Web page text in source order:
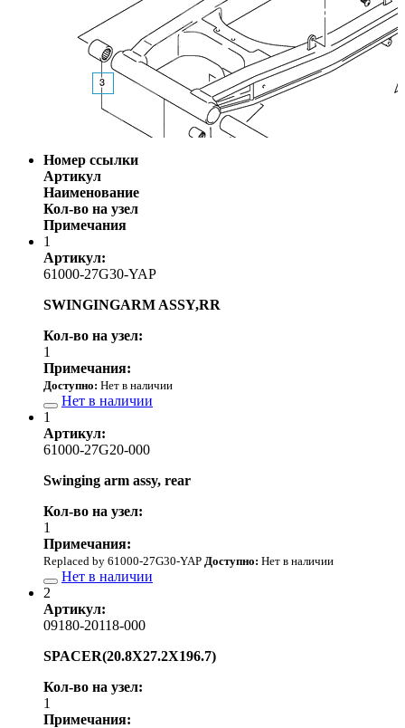
Номер ссылки
Артикул
Наименование
Кол-во на узел
Примечания
1
Артикул:
61000-27G30-YAP
SWINGINGARM ASSY,RR
Кол-во на узел:
1
Примечания:
Доступно: Нет в наличии
Нет в наличии
1
Артикул:
61000-27G20-000
Swinging arm assy, rear
Кол-во на узел:
1
Примечания:
Replaced by 61000-27G30-YAP Доступно: Нет в наличии
Нет в наличии
2
Артикул:
09180-20118-000
SPACER(20.8X27.2X196.7)
Кол-во на узел:
1
Примечания: